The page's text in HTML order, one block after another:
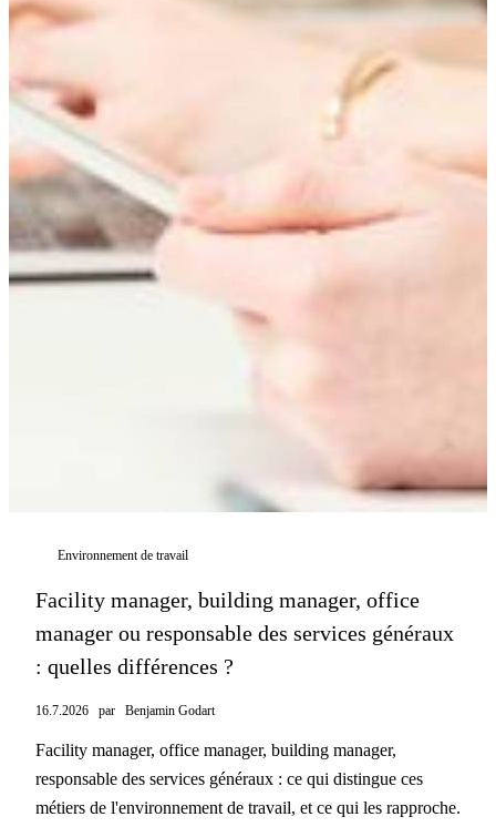
Environnement de travail
Facility manager, building manager, office
manager ou responsable des services généraux
: quelles différences ?
16.7.2026 par Benjamin Godart
Facility manager, office manager, building manager,
responsable des services généraux : ce qui distingue ces
métiers de l'environnement de travail, et ce qui les rapproche.